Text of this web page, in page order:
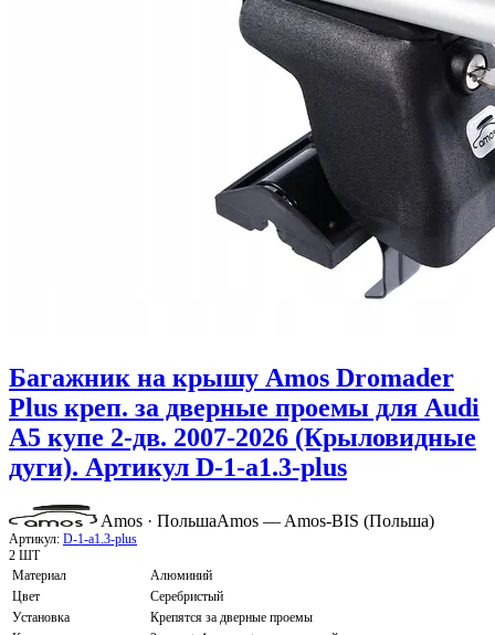
Багажник на крышу Amos Dromader
Plus креп. за дверные проемы для Audi
A5 купе 2-дв. 2007-2026 (Крыловидные
дуги). Артикул D-1-a1.3-plus
Amos · ПольшаAmos — Amos-BIS (Польша)
Артикул: D-1-a1.3-plus
2 ШТ
Материал
Алюминий
Цвет
Серебристый
Установка
Крепятся за дверные проемы